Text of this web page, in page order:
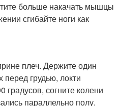
больше накачать мышцы
сгибайте ноги как
плеч. Держите один
перед грудью, локти
градусов, согните колени
параллельно полу.